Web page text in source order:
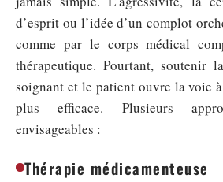
d’esprit ou l’idée d’un complot
comme par le corps médical
thérapeutique. Pourtant, soutenir
soignant et le patient ouvre la voie
plus efficace. Plusieurs
envisageables :
Thérapie médicamenteuse